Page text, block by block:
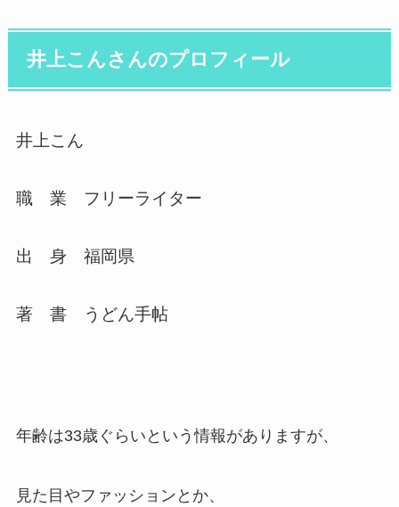
井上こんさんのプロフィール
井上こん
職 業 フリーライター
出 身 福岡県
著 書 うどん手帖
年齢は33歳ぐらいという情報がありますが、
見た目やファッションとか、